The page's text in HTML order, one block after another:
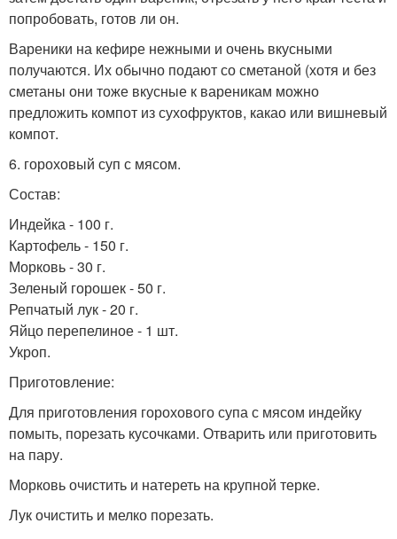
попробовать, готов ли он.
Вареники на кефире нежными и очень вкусными
получаются. Их обычно подают со сметаной (хотя и без
сметаны они тоже вкусные к вареникам можно
предложить компот из сухофруктов, какао или вишневый
компот.
6. гороховый суп с мясом.
Состав:
Индейка - 100 г.
Картофель - 150 г.
Морковь - 30 г.
Зеленый горошек - 50 г.
Репчатый лук - 20 г.
Яйцо перепелиное - 1 шт.
Укроп.
Приготовление:
Для приготовления горохового супа с мясом индейку
помыть, порезать кусочками. Отварить или приготовить
на пару.
Морковь очистить и натереть на крупной терке.
Лук очистить и мелко порезать.